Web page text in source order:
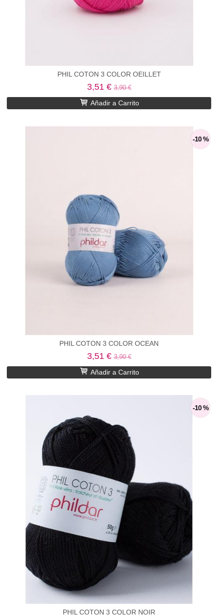
PHIL COTON 3 COLOR OEILLET
3,51 €3,90 €
Añadir a Carrito
-10 %
PHIL COTON 3 COLOR OCEAN
3,51 €3,90 €
Añadir a Carrito
-10 %
PHIL COTON 3 COLOR NOIR